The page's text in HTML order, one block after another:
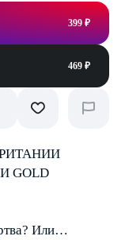
399 ₽
469 ₽
GOLD
Или…